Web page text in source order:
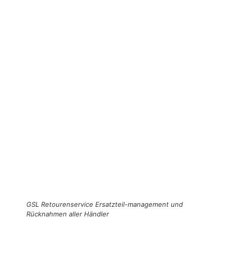
GSL Retourenservice Ersatzteil-management und
Rücknahmen aller Händler